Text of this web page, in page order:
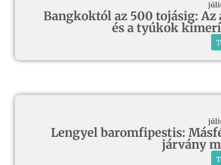
Bangkoktól az 500 tojásig:
és a tyúkok
Lengyel baromfipestis:
járvány